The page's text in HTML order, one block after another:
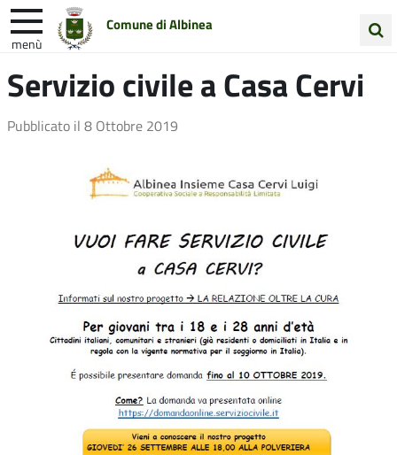
Comune di Albinea
menù
nel
Entra in Comune Vivi Albinea
Unione Colline Matildiche
Servizio civile a Casa Cervi
Pubblicato il 8 Ottobre 2019